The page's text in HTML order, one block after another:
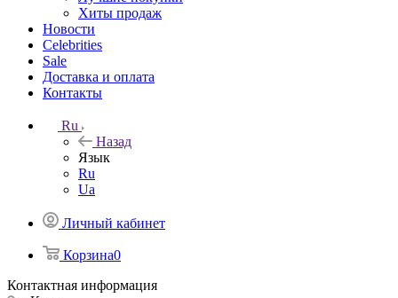
Хиты продаж
Новости
Celebrities
Sale
Доставка и оплата
Контакты
Ru
Назад
Язык
Ru
Ua
Личный кабинет
Корзина0
Контактная информация